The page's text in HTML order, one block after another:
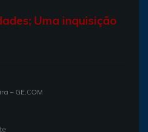
Uma inquisição
– GE.COM